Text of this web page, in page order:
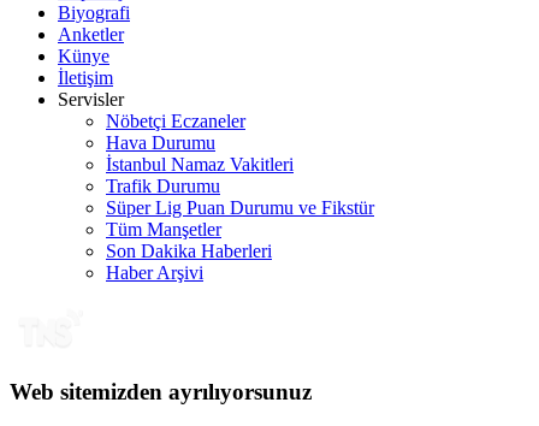
Biyografi
Anketler
Künye
İletişim
Servisler
Nöbetçi Eczaneler
Hava Durumu
İstanbul Namaz Vakitleri
Trafik Durumu
Süper Lig Puan Durumu ve Fikstür
Tüm Manşetler
Son Dakika Haberleri
Haber Arşivi
Web sitemizden ayrılıyorsunuz